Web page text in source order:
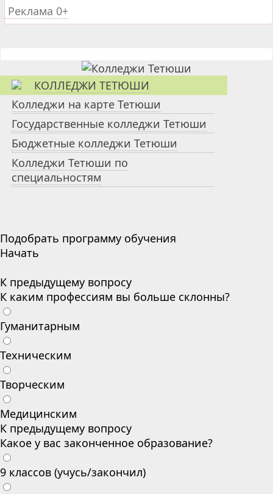
Реклама 0+
КОЛЛЕДЖИ ТЕТЮШИ
Колледжи на карте Тетюши
Государственные колледжи Тетюши
Бюджетные колледжи Тетюши
Колледжи Тетюши по
специальностям
Подобрать программу обучения
Начать
К предыдущему вопросу
К каким профессиям вы больше склонны?
Гуманитарным
Техническим
Творческим
Медицинским
К предыдущему вопросу
Какое у вас законченное образование?
9 классов (учусь/закончил)